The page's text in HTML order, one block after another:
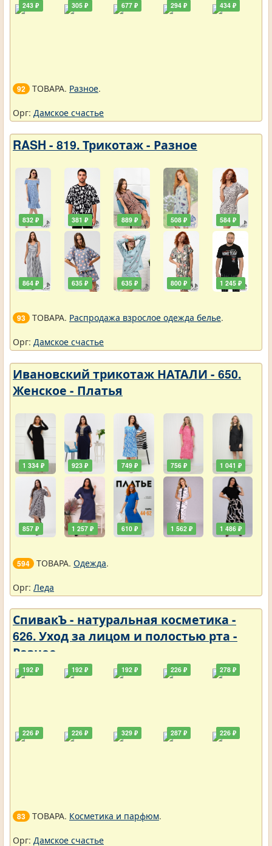
243 ₽ 305 ₽ 677 ₽ 294 ₽ 434 ₽
92 ТОВАРА. Разное.
Орг: Дамское счастье
RASH - 819. Трикотаж - Разное
832 ₽
864 ₽
381 ₽
635 ₽
889 ₽
635 ₽
508 ₽
800 ₽
584 ₽
1 245 ₽
93 ТОВАРА. Распродажа взрослое одежда белье.
Орг: Дамское счастье
Ивановский трикотаж НАТАЛИ - 650.
Женское - Платья
1 334 ₽
857 ₽
923 ₽
1 257 ₽
749 ₽
610 ₽
756 ₽
1 562 ₽
1 041 ₽
1 486 ₽
594 ТОВАРА. Одежда.
Орг: Леда
СпивакЪ - натуральная косметика -
626. Уход за лицом и полостью рта -
Разное
192 ₽
226 ₽
192 ₽
226 ₽
192 ₽
329 ₽
226 ₽
287 ₽
278 ₽
226 ₽
83 ТОВАРА. Косметика и парфюм.
Орг: Дамское счастье